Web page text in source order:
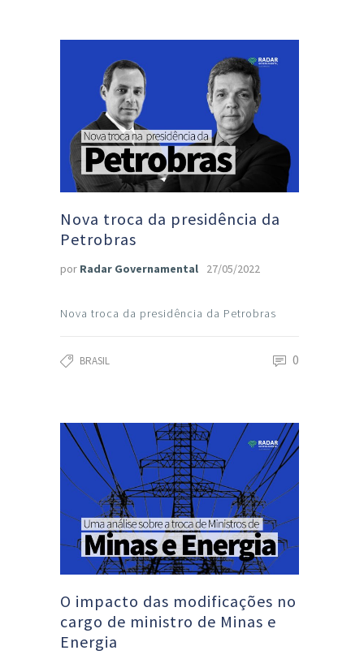
Nova troca da presidência da
Petrobras
por Radar Governamental 27/05/2022
Nova troca da presidência da Petrobras
BRASIL 0
O impacto das modificações no
cargo de ministro de Minas e
Energia